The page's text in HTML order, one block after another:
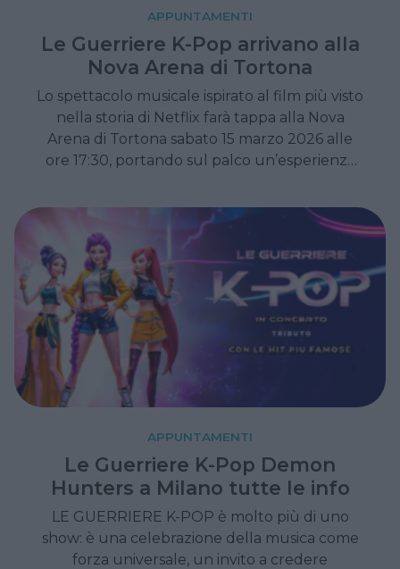
APPUNTAMENTI
Le Guerriere K-Pop arrivano alla
Nova Arena di Tortona
Lo spettacolo musicale ispirato al film più visto
nella storia di Netflix farà tappa alla Nova
Arena di Tortona sabato 15 marzo 2026 alle
ore 17:30, portando sul palco un’esperienza
narrazione epica, adatta a spettatori di tutte
le età.
APPUNTAMENTI
Le Guerriere K-Pop Demon
Hunters a Milano tutte le info
LE GUERRIERE K-POP è molto più di uno
show: è una celebrazione della musica come
forza universale, un invito a credere